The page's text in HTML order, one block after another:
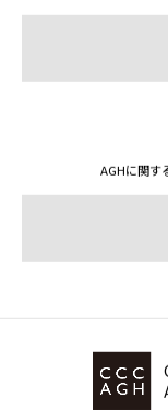
AGHに関す